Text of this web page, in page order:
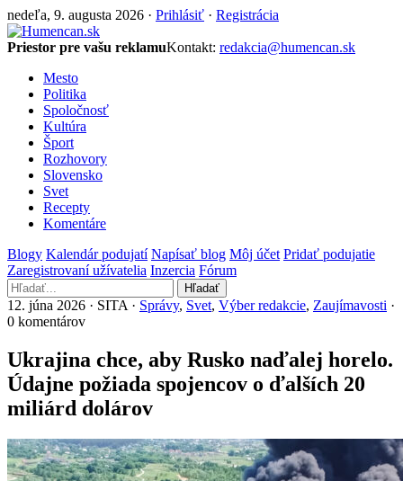
nedeľa, 9. augusta 2026 · Prihlásiť · Registrácia
Priestor pre vašu reklamuKontakt: redakcia@humencan.sk
Mesto
Politika
Spoločnosť
Kultúra
Šport
Rozhovory
Slovensko
Svet
Recepty
Komentáre
Blogy Kalendár podujatí Napísať blog Môj účet Pridať podujatie
Zaregistrovaní užívatelia Inzercia Fórum
Hľadať
12. júna 2026 · SITA · Správy, Svet, Výber redakcie, Zaujímavosti ·
0 komentárov
Ukrajina chce, aby Rusko naďalej horelo.
Údajne požiada spojencov o ďalších 20
miliárd dolárov